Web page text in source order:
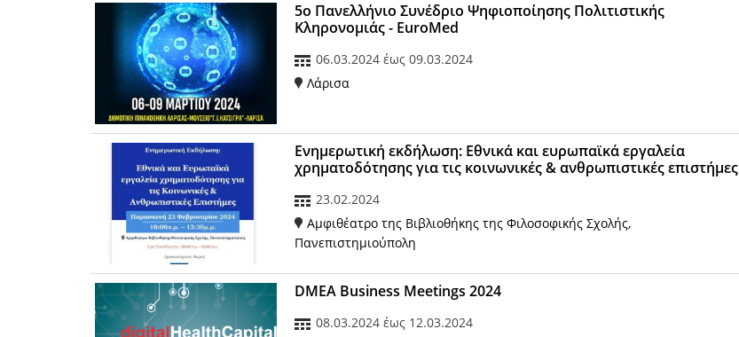
5ο Πανελλήνιο Συνέδριο Ψηφιοποίησης Πολιτιστικής
Κληρονομιάς - EuroMed
06.03.2024 έως 09.03.2024
Λάρισα
Ενημερωτική εκδήλωση: Εθνικά και ευρωπαϊκά εργαλεία
χρηματοδότησης για τις κοινωνικές & ανθρωπιστικές επιστήμες
23.02.2024
Αμφιθέατρο της Βιβλιοθήκης της Φιλοσοφικής Σχολής,
Πανεπιστημιούπολη
DMEA Business Meetings 2024
08.03.2024 έως 12.03.2024